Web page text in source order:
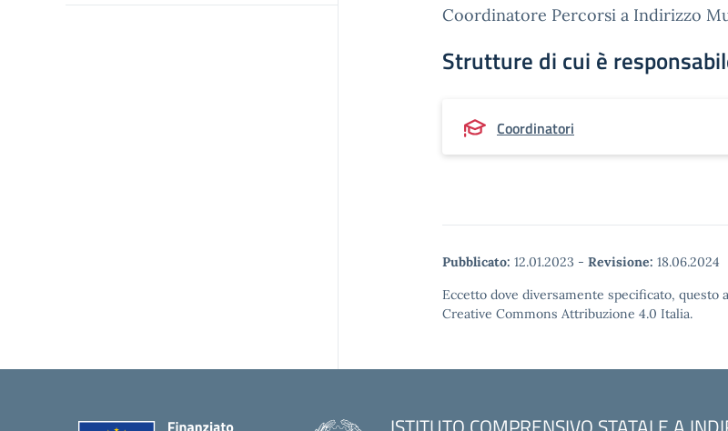
Coordinatore Percorsi a Indirizzo
Strutture di cui è
Coordinatori
Pubblicato: 12.01.2023 - Revisione: 18.06.2024
Eccetto dove diversamente specificato, questo
Creative Commons Attribuzione 4.0 Italia.